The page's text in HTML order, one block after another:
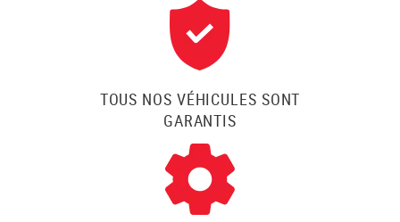
TOUS NOS VÉHICULES SONT
GARANTIS